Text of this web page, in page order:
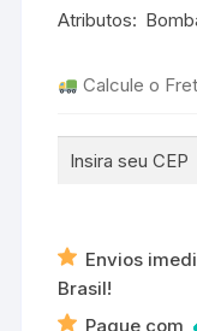
Atributos:
Calcule o
Envios
Brasil!
Pague com